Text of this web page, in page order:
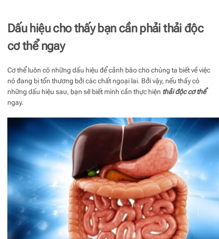
Dấu hiệu cho thấy bạn cần phải thải độc
cơ thể ngay
Cơ thể luôn có những dấu hiệu để cảnh báo cho chúng ta biết về việc
nó đang bị tổn thương bởi các chất ngoại lai. Bởi vậy, nếu thấy có
những dấu hiệu sau, bạn sẽ biết mình cần thực hiện thải độc cơ thể
ngay.